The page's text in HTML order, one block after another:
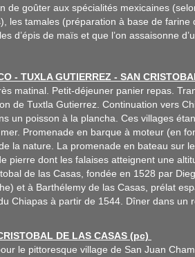
de goûter aux spécialités mexicaines
les tamales (préparation à base de
d’épis de maïs et que l’on assaisonne
- TUXLA GUTIERREZ - SAN
matinal. Petit-déjeuner panier repas.
de Tuxtla Gutierrez. Continuation vers
un poisson à la plancha. Ces villages
Promenade en barque à moteur (en
la nature. La promenade en bateau sur
pierre dont les falaises atteignent une
de las Casas, fondée en 1528 par
et à Barthélemy de las Casas, prélat
Chiapas à partir de 1544. Dîner dans un
DE LAS CASAS (pc)
le pittoresque village de San Juan